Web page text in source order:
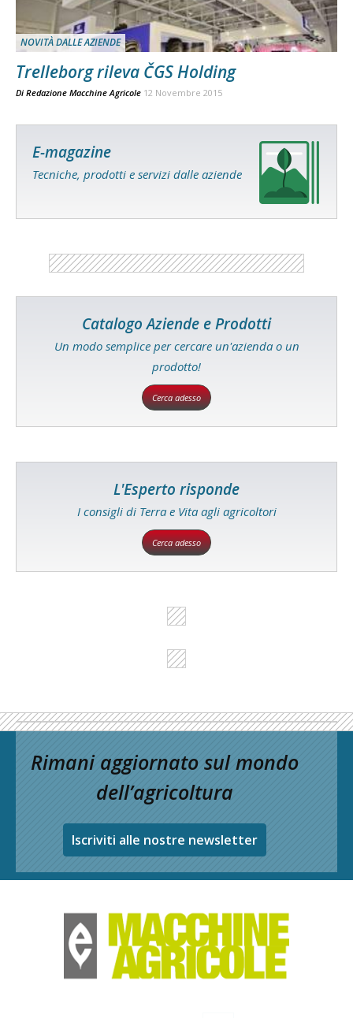
NOVITÀ DALLE AZIENDE
Trelleborg rileva ČGS Holding
Di Redazione Macchine Agricole 12 Novembre 2015
E-magazine
Tecniche, prodotti e servizi dalle aziende
Catalogo Aziende e Prodotti
Un modo semplice per cercare un'azienda o un
prodotto!
Cerca adesso
L'Esperto risponde
I consigli di Terra e Vita agli agricoltori
Cerca adesso
Rimani aggiornato sul mondo
dell’agricoltura
Iscriviti alle nostre newsletter